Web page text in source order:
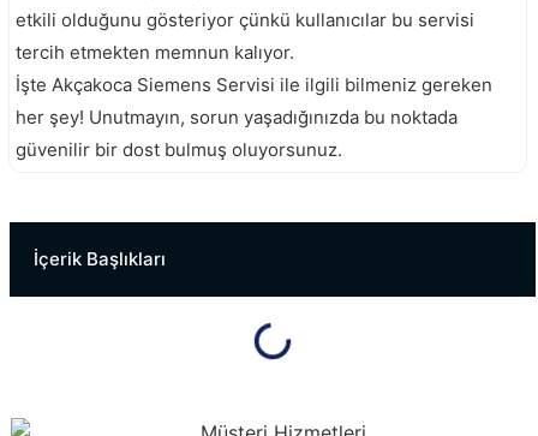
etkili olduğunu gösteriyor çünkü kullanıcılar bu servisi
tercih etmekten memnun kalıyor.
İşte Akçakoca Siemens Servisi ile ilgili bilmeniz gereken
her şey! Unutmayın, sorun yaşadığınızda bu noktada
güvenilir bir dost bulmuş oluyorsunuz.
İçerik Başlıkları